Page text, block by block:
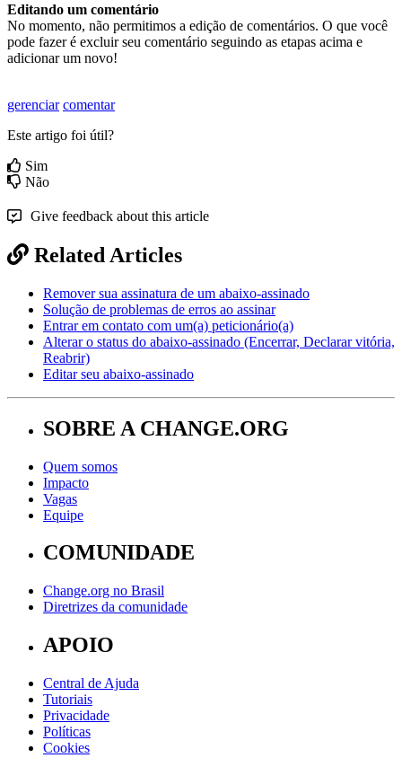
Editando um comentário
No momento, não permitimos a edição de comentários. O que você
pode fazer é excluir seu comentário seguindo as etapas acima e
adicionar um novo!
gerenciar comentar
Este artigo foi útil?
Sim
Não
Give feedback about this article
Related Articles
Remover sua assinatura de um abaixo-assinado
Solução de problemas de erros ao assinar
Entrar em contato com um(a) peticionário(a)
Alterar o status do abaixo-assinado (Encerrar, Declarar vitória,
Reabrir)
Editar seu abaixo-assinado
SOBRE A CHANGE.ORG
Quem somos
Impacto
Vagas
Equipe
COMUNIDADE
Change.org no Brasil
Diretrizes da comunidade
APOIO
Central de Ajuda
Tutoriais
Privacidade
Políticas
Cookies